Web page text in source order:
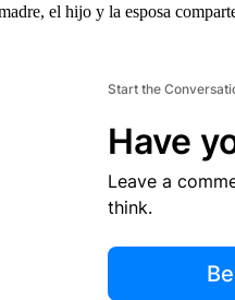
el hijo y la esposa
Start the
Have
Leave a
think.